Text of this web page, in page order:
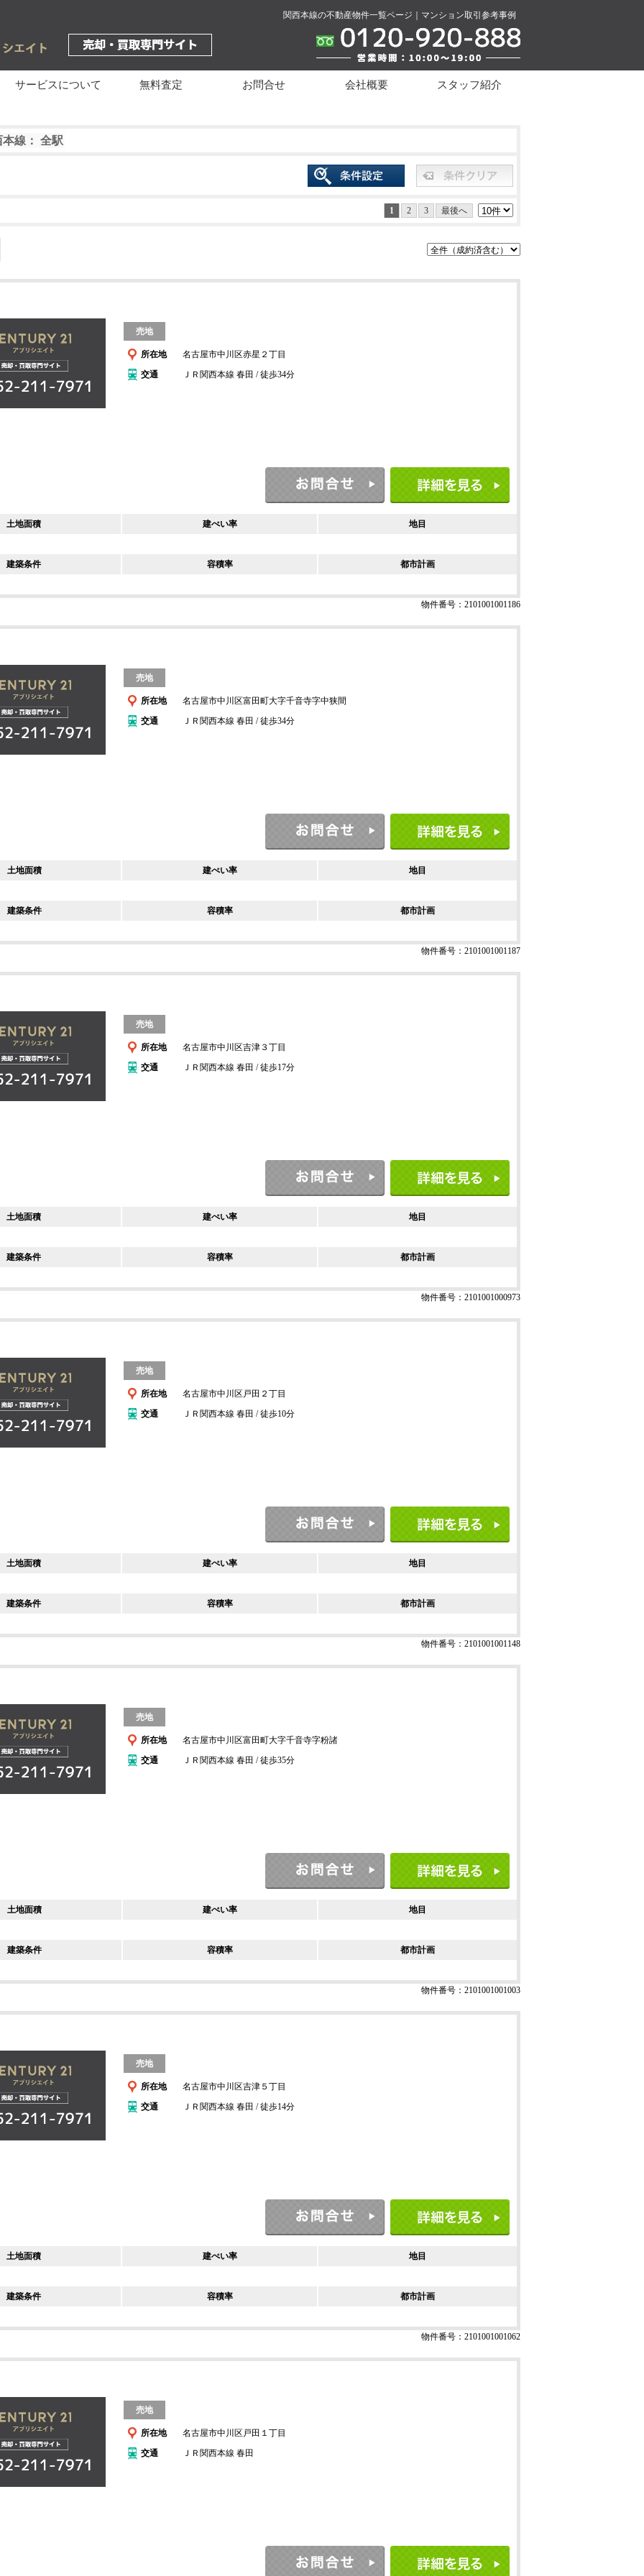
関西本線の不動産物件一覧ページ｜マンション取引参考事例
サービスについて 無料査定 お問合せ 会社概要 スタッフ紹介
本線： 全駅
1 2 3 最後へ
売地
所在地
名古屋市中川区赤星２丁目
交通
ＪＲ関西本線 春田 / 徒歩34分
土地面積 建ぺい率 地目
建築条件 容積率 都市計画
物件番号：2101001001186
売地
所在地
名古屋市中川区富田町大字千音寺字中狭間
交通
ＪＲ関西本線 春田 / 徒歩34分
土地面積 建ぺい率 地目
建築条件 容積率 都市計画
物件番号：2101001001187
売地
所在地
名古屋市中川区吉津３丁目
交通
ＪＲ関西本線 春田 / 徒歩17分
土地面積 建ぺい率 地目
建築条件 容積率 都市計画
物件番号：2101001000973
売地
所在地
名古屋市中川区戸田２丁目
交通
ＪＲ関西本線 春田 / 徒歩10分
土地面積 建ぺい率 地目
建築条件 容積率 都市計画
物件番号：2101001001148
売地
所在地
名古屋市中川区富田町大字千音寺字粉諸
交通
ＪＲ関西本線 春田 / 徒歩35分
土地面積 建ぺい率 地目
建築条件 容積率 都市計画
物件番号：2101001001003
売地
所在地
名古屋市中川区吉津５丁目
交通
ＪＲ関西本線 春田 / 徒歩14分
土地面積 建ぺい率 地目
建築条件 容積率 都市計画
物件番号：2101001001062
売地
所在地
名古屋市中川区戸田１丁目
交通
ＪＲ関西本線 春田